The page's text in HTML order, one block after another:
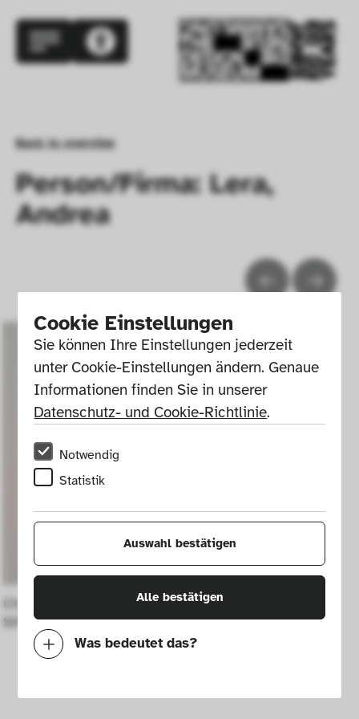
Cookie Einstellungen
Sie können Ihre Einstellungen jederzeit
unter Cookie-Einstellungen ändern. Genaue
Informationen finden Sie in unserer
Datenschutz- und Cookie-Richtlinie.
Notwendig
Statistik
Auswahl bestätigen
Alle bestätigen
Was bedeutet das?
Mit diesen Cookies können wir durch
Back to overview
Person/Firma: Lera,
Andrea
Chicago Tribune floor lamp from the
Stillight series